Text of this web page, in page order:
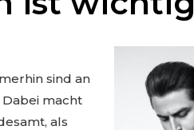
sind an
macht
als